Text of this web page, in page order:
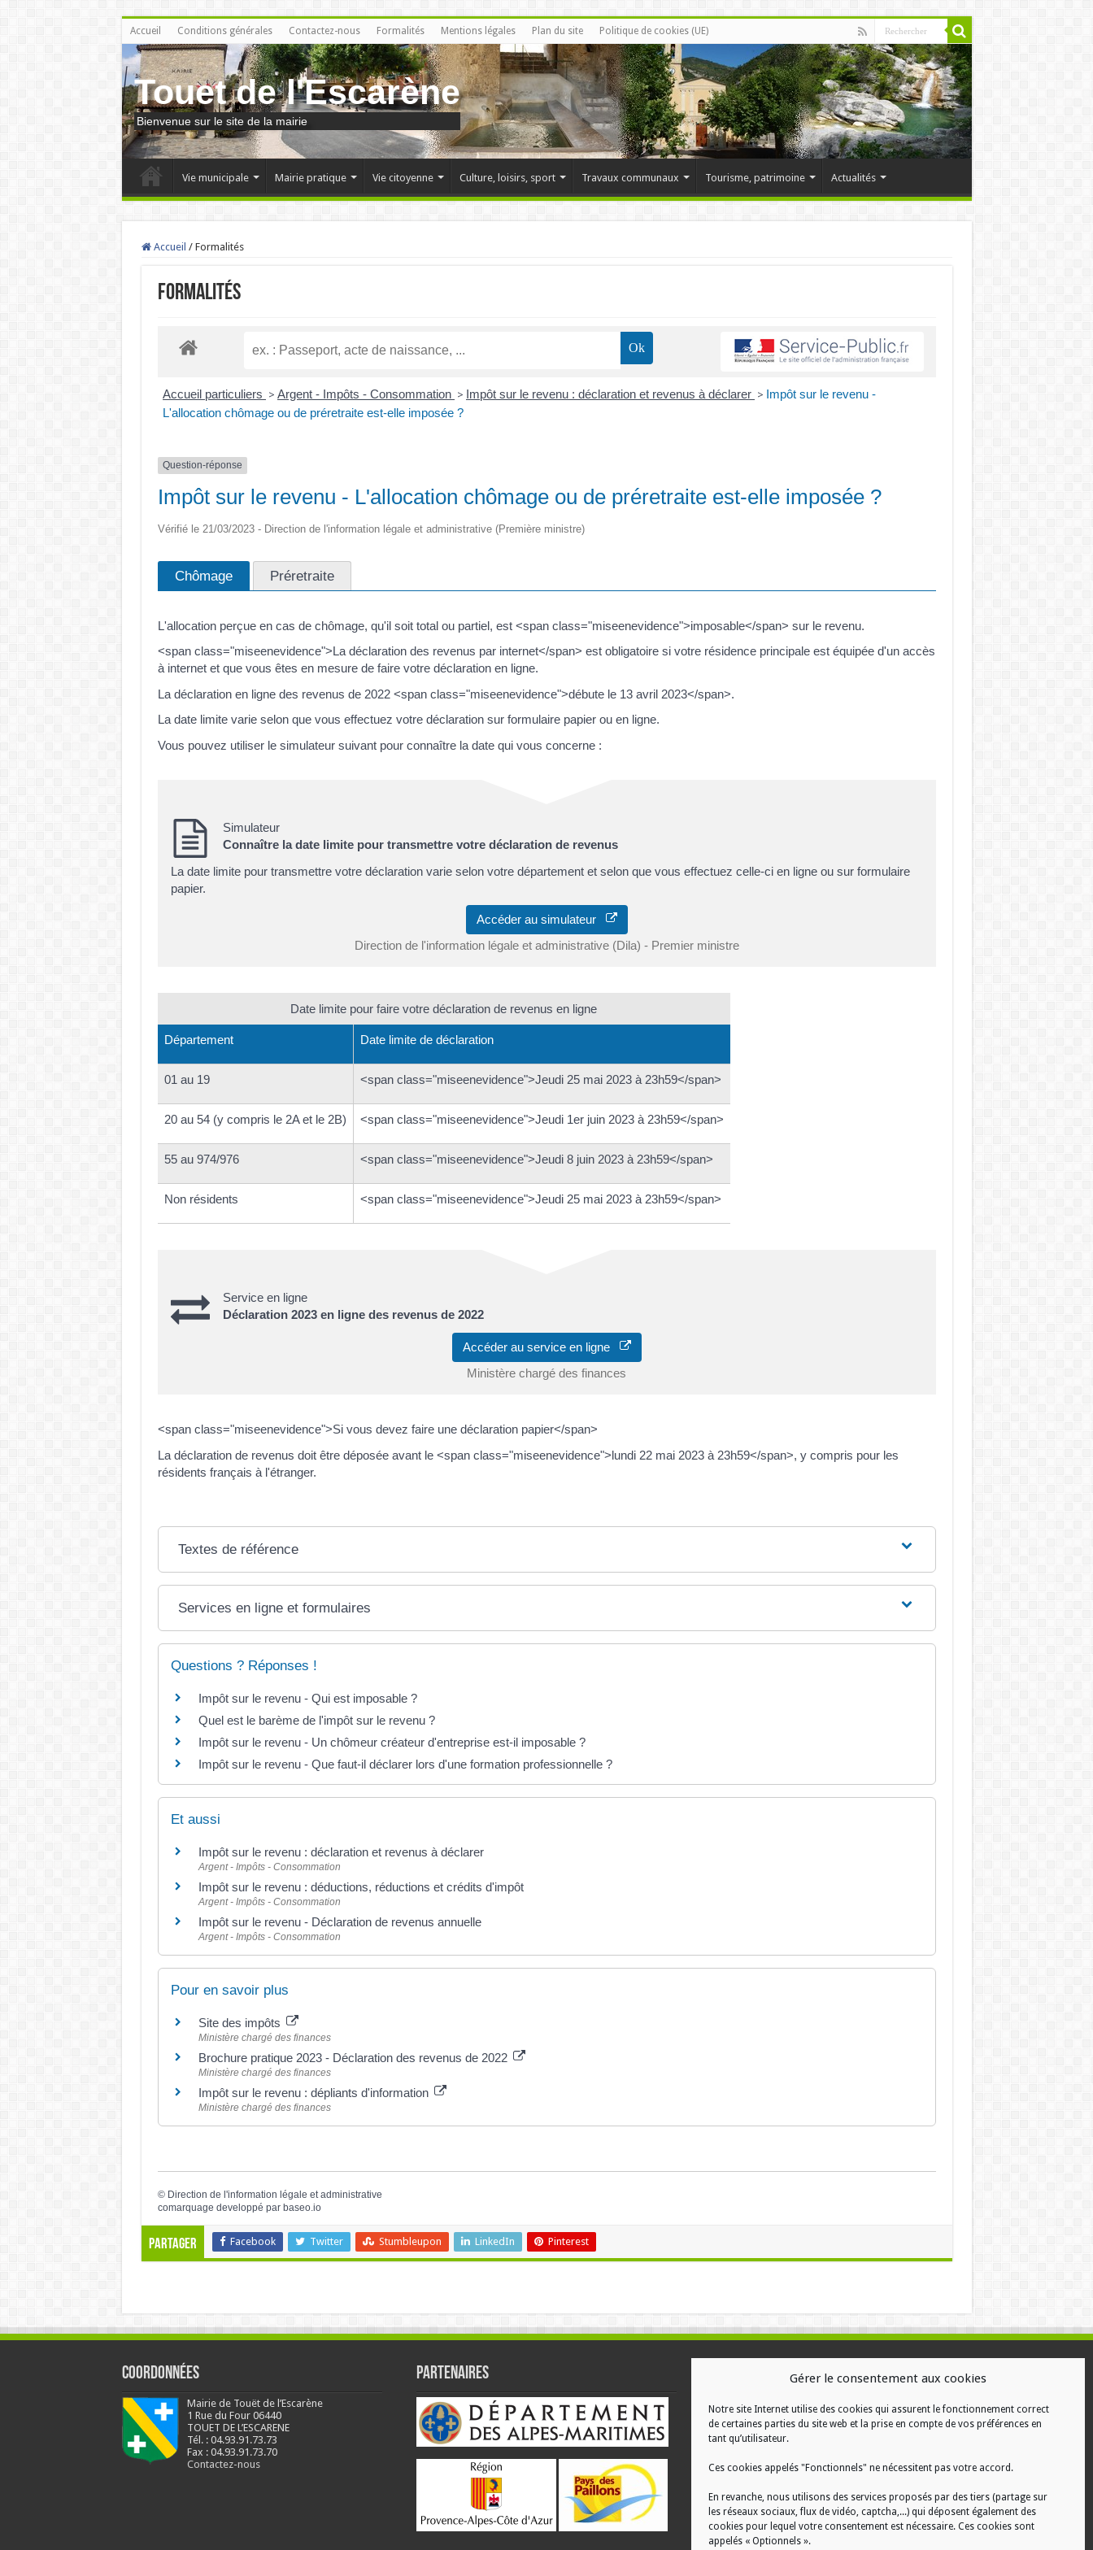
Gérer le consentement aux cookies
Notre site Internet utilise des cookies qui assurent le fonctionnement correct
de certaines parties du site web et la prise en compte de vos préférences en
tant qu’utilisateur.
Ces cookies appelés "Fonctionnels" ne nécessitent pas votre accord.
En revanche, nous utilisons des services proposés par des tiers (partage sur
les réseaux sociaux, flux de vidéo, captcha,...) qui déposent également des
cookies pour lequel votre consentement est nécessaire. Ces cookies sont
appelés « Optionnels ».
Accueil Conditions générales Contactez-nous Formalités Mentions légales Plan du site Politique de cookies (UE)
Touet de l'Escarène
Bienvenue sur le site de la mairie
Vie municipale Mairie pratique Vie citoyenne Culture, loisirs, sport Travaux communaux Tourisme, patrimoine Actualités
Accueil / Formalités
Formalités
Accueil particuliers > Argent - Impôts - Consommation > Impôt sur le revenu : déclaration et revenus à déclarer > Impôt sur le revenu -
L'allocation chômage ou de préretraite est-elle imposée ?
Question-réponse
Impôt sur le revenu - L'allocation chômage ou de préretraite est-elle imposée ?
Vérifié le 21/03/2023 - Direction de l'information légale et administrative (Première ministre)
Chômage Préretraite
L'allocation perçue en cas de chômage, qu'il soit total ou partiel, est <span class="miseenevidence">imposable</span> sur le revenu.
<span class="miseenevidence">La déclaration des revenus par internet</span> est obligatoire si votre résidence principale est équipée d'un accès
à internet et que vous êtes en mesure de faire votre déclaration en ligne.
La déclaration en ligne des revenus de 2022 <span class="miseenevidence">débute le 13 avril 2023</span>.
La date limite varie selon que vous effectuez votre déclaration sur formulaire papier ou en ligne.
Vous pouvez utiliser le simulateur suivant pour connaître la date qui vous concerne :
Simulateur
Connaître la date limite pour transmettre votre déclaration de revenus
La date limite pour transmettre votre déclaration varie selon votre département et selon que vous effectuez celle-ci en ligne ou sur formulaire
papier.
Accéder au simulateur
Direction de l'information légale et administrative (Dila) - Premier ministre
Date limite pour faire votre déclaration de revenus en ligne
Département Date limite de déclaration
01 au 19 <span class="miseenevidence">Jeudi 25 mai 2023 à 23h59</span>
20 au 54 (y compris le 2A et le 2B) <span class="miseenevidence">Jeudi 1er juin 2023 à 23h59</span>
55 au 974/976 <span class="miseenevidence">Jeudi 8 juin 2023 à 23h59</span>
Non résidents <span class="miseenevidence">Jeudi 25 mai 2023 à 23h59</span>
Service en ligne
Déclaration 2023 en ligne des revenus de 2022
Accéder au service en ligne
Ministère chargé des finances
<span class="miseenevidence">Si vous devez faire une déclaration papier</span>
La déclaration de revenus doit être déposée avant le <span class="miseenevidence">lundi 22 mai 2023 à 23h59</span>, y compris pour les
résidents français à l'étranger.
Textes de référence
Services en ligne et formulaires
Questions ? Réponses !
Impôt sur le revenu - Qui est imposable ?
Quel est le barème de l'impôt sur le revenu ?
Impôt sur le revenu - Un chômeur créateur d'entreprise est-il imposable ?
Impôt sur le revenu - Que faut-il déclarer lors d'une formation professionnelle ?
Et aussi
Impôt sur le revenu : déclaration et revenus à déclarer
Argent - Impôts - Consommation
Impôt sur le revenu : déductions, réductions et crédits d'impôt
Argent - Impôts - Consommation
Impôt sur le revenu - Déclaration de revenus annuelle
Argent - Impôts - Consommation
Pour en savoir plus
Site des impôts
Ministère chargé des finances
Brochure pratique 2023 - Déclaration des revenus de 2022
Ministère chargé des finances
Impôt sur le revenu : dépliants d'information
Ministère chargé des finances
© Direction de l'information légale et administrative
comarquage developpé par baseo.io
Partager Facebook Twitter Stumbleupon LinkedIn Pinterest
Coordonnées
Mairie de Touët de l’Escarène
1 Rue du Four 06440
TOUET DE L’ESCARENE
Tél. : 04.93.91.73.73
Fax : 04.93.91.73.70
Contactez-nous
Partenaires